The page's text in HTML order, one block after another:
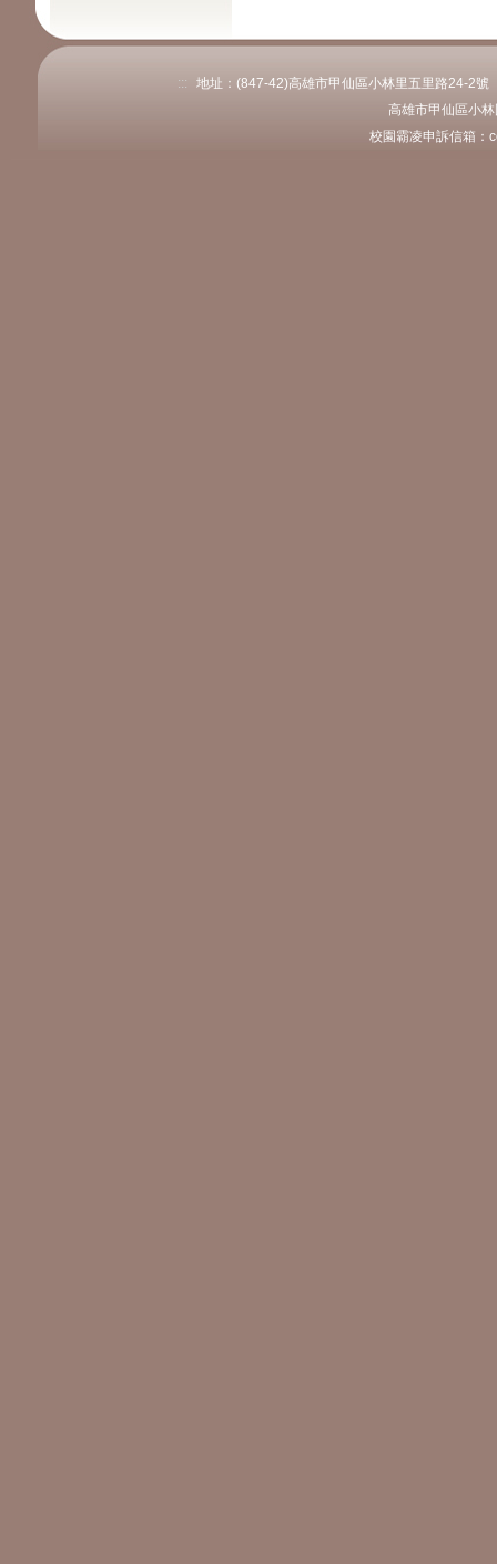
:::
地址：(847-42)高雄市甲仙區小林里五里路24-2
高雄市甲仙區小
校園霸凌申訴信箱：